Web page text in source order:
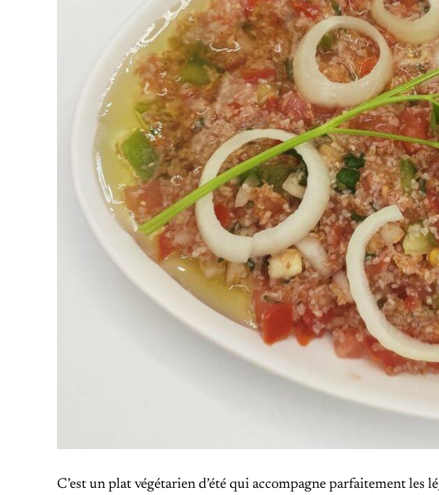
C’est un plat végétarien d’été qui accompagne parfaitement les